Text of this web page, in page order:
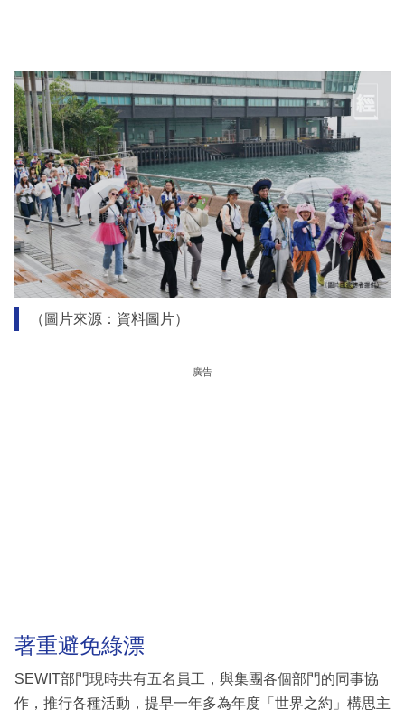
（圖片來源：資料圖片）
廣告
著重避免綠漂
SEWIT部門現時共有五名員工，與集團各個部門的同事協
作，推行各種活動，提早一年多為年度「世界之約」構思主